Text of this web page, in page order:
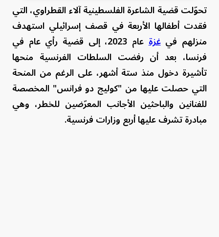
تحوّلت قضية الشاعرة الفلسطينية آلاء القطراوي، التي
فقدت أطفالها الأربعة في قصف إسرائيلي استهدف
منزلهم فيغزة
عام 2023، إلى قضية رأي عام في
فرنسا، بعد أن رفضت السلطات الفرنسية منحها
تأشيرة دخول منذ ستة أشهر، على الرغم من المنحة
التي حصلت عليها من "كوليج دو فرانس" المخصصة
للفنانين والباحثين الأجانب المعرّضين للخطر، وهي
مبادرة تشرف عليها أربع وزارات فرنسية.